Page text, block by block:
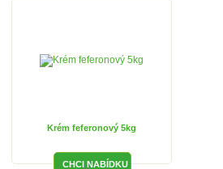
Krém feferonový 5kg